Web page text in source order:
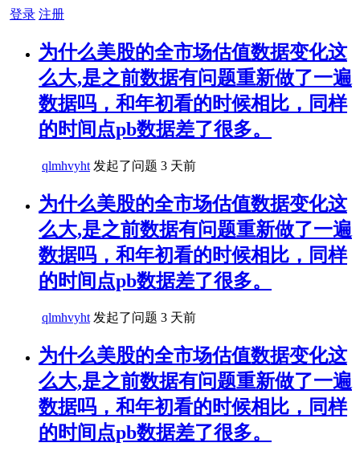
登录 注册
为什么美股的全市场估值数据变化这
么大,是之前数据有问题重新做了一遍
数据吗，和年初看的时候相比，同样
的时间点pb数据差了很多。
qlmhvyht 发起了问题 3 天前
为什么美股的全市场估值数据变化这
么大,是之前数据有问题重新做了一遍
数据吗，和年初看的时候相比，同样
的时间点pb数据差了很多。
qlmhvyht 发起了问题 3 天前
为什么美股的全市场估值数据变化这
么大,是之前数据有问题重新做了一遍
数据吗，和年初看的时候相比，同样
的时间点pb数据差了很多。